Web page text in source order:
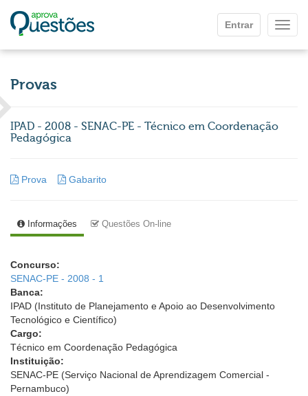
Entrar
Provas
IPAD - 2008 - SENAC-PE - Técnico em Coordenação
Pedagógica
Prova Gabarito
Informações Questões On-line
Concurso:
SENAC-PE - 2008 - 1
Banca:
IPAD (Instituto de Planejamento e Apoio ao Desenvolvimento
Tecnológico e Científico)
Cargo:
Técnico em Coordenação Pedagógica
Instituição:
SENAC-PE (Serviço Nacional de Aprendizagem Comercial -
Pernambuco)